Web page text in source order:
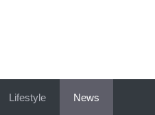
Lifestyle News